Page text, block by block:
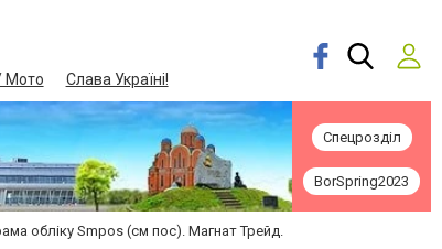
Мото Слава Україні!
Спецрозділ
BorSpring2023
обліку Smpos (см пос). Магнат Трейд.